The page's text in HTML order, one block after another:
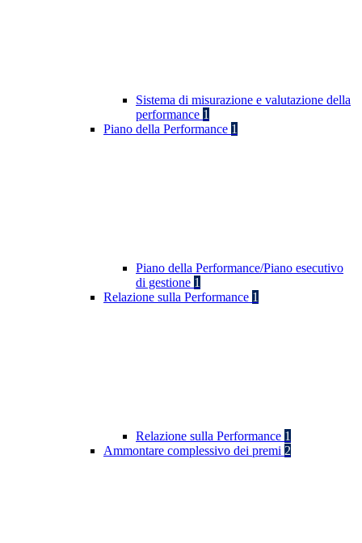
Sistema di misurazione e valutazione della
performance 1
Piano della Performance 1
Piano della Performance/Piano esecutivo
di gestione 1
Relazione sulla Performance 1
Relazione sulla Performance 1
Ammontare complessivo dei premi 2